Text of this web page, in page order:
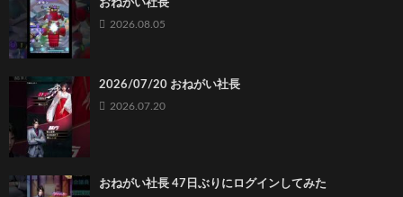
おねがい社長
2026.08.05
2026/07/20 おねがい社長
2026.07.20
おねがい社長 47日ぶりにログインしてみた